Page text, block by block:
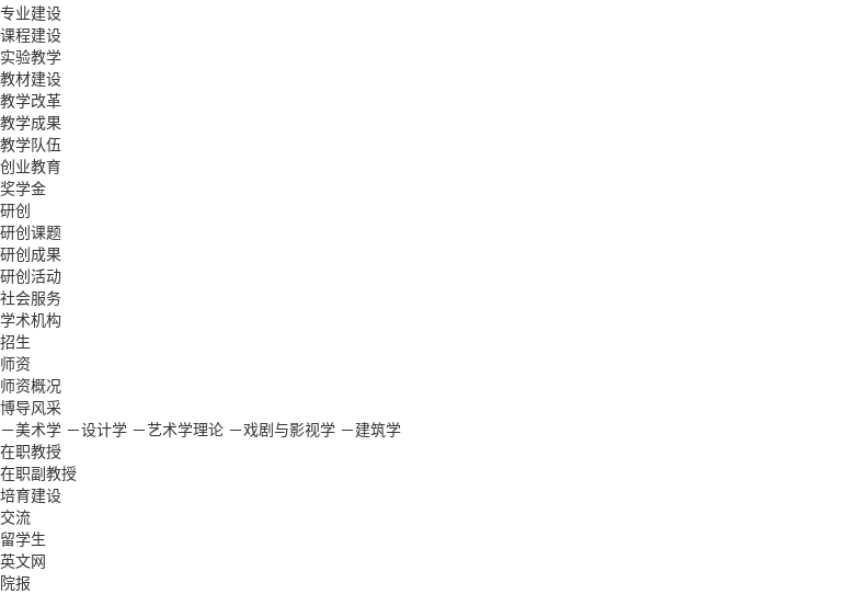
专业建设
课程建设
实验教学
教材建设
教学改革
教学成果
教学队伍
创业教育
奖学金
研创
研创课题
研创成果
研创活动
社会服务
学术机构
招生
师资
师资概况
博导风采
－美术学 －设计学 －艺术学理论 －戏剧与影视学 －建筑学
在职教授
在职副教授
培育建设
交流
留学生
英文网
院报